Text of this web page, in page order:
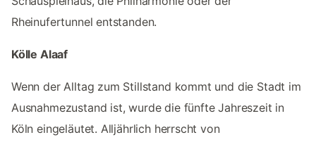
Rheinufertunnel entstanden.
Kölle Alaaf
Wenn der Alltag zum Stillstand kommt und die Stadt im
Ausnahmezustand ist, wurde die fünfte Jahreszeit in
Köln eingeläutet. Alljährlich herrscht von